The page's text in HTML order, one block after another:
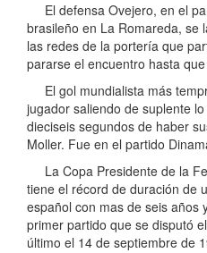
El defensa Ovejero, en el
brasileño en La Romareda, se
las redes de la portería que
pararse el encuentro hasta
El gol mundialista más
jugador saliendo de suplente
dieciseis segundos de haber
Moller. Fue en el partido
La Copa Presidente de la
tiene el récord de duración de
español con mas de seis años
primer partido que se disputó
último el 14 de septiembre de